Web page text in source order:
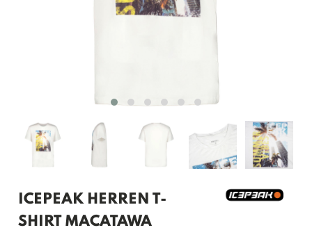
ICEPEAK HERREN T-
SHIRT MACATAWA